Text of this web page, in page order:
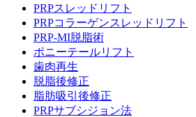
PRPスレッドリフト
PRPコラーゲンスレッドリフト
PRP-MI脱脂術
ポニーテールリフト
歯肉再生
脱脂後修正
脂肪吸引後修正
PRPサブシジョン法